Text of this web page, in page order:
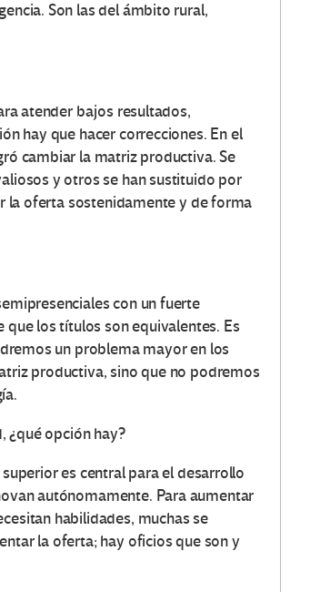
Son las del ámbito rural,
atender bajos resultados,
hay que hacer correcciones. En el
cambiar la matriz productiva. Se
y otros se han sustituido por
la oferta sostenidamente y de forma
con un fuerte
los títulos son equivalentes. Es
un problema mayor en los
productiva, sino que no podremos
¿qué opción hay?​
es central para el desarrollo
autónomamente. Para aumentar
habilidades, muchas se
la oferta; hay oficios que son y